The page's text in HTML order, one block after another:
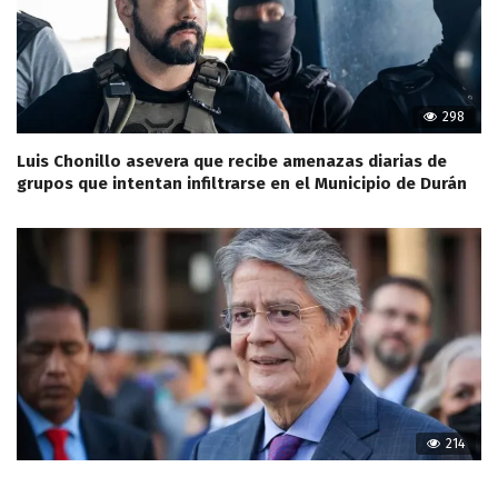
298
Luis Chonillo asevera que recibe amenazas diarias de
grupos que intentan infiltrarse en el Municipio de Durán
214